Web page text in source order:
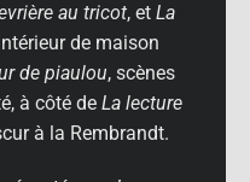
au tricot, et La
de maison
de piaulou, scènes
à côté de La lecture
à la Rembrandt.